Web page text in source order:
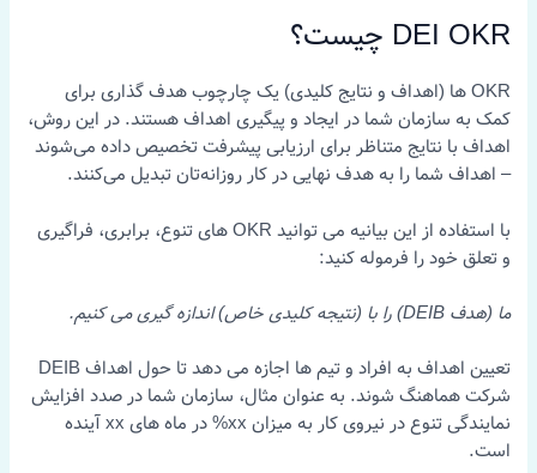
DEI OKR چیست؟
OKR ها (اهداف و نتایج کلیدی) یک چارچوب هدف گذاری برای
کمک به سازمان شما در ایجاد و پیگیری اهداف هستند. در این روش،
اهداف با نتایج متناظر برای ارزیابی پیشرفت تخصیص داده می‌شوند
– اهداف شما را به هدف نهایی در کار روزانه‌تان تبدیل می‌کنند.
با استفاده از این بیانیه می توانید OKR های تنوع، برابری، فراگیری
و تعلق خود را فرموله کنید:
ما (هدف DEIB) را با (نتیجه کلیدی خاص) اندازه گیری می کنیم.
تعیین اهداف به افراد و تیم ها اجازه می دهد تا حول اهداف DEIB
شرکت هماهنگ شوند. به عنوان مثال، سازمان شما در صدد افزایش
نمایندگی تنوع در نیروی کار به میزان xx% در ماه های xx آینده
است.